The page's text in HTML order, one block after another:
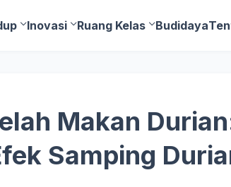
Inovasi Ruang Kelas Budidaya
Makan
Samping